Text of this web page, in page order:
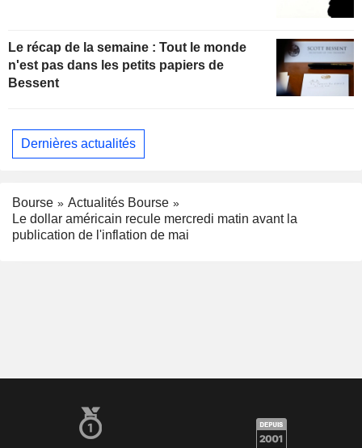
Le récap de la semaine : Tout le monde
n'est pas dans les petits papiers de
Bessent
Dernières actualités
Bourse
Actualités Bourse
Le dollar américain recule mercredi matin avant la
publication de l'inflation de mai